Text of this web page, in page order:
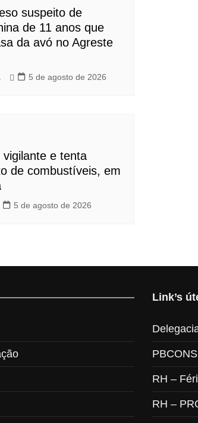
suspeito de
de 11 anos que
da avó no Agreste
5 de agosto de 2026
e tenta
de combustíveis, em
5 de agosto de 2026
Link’s
RH –
RH –